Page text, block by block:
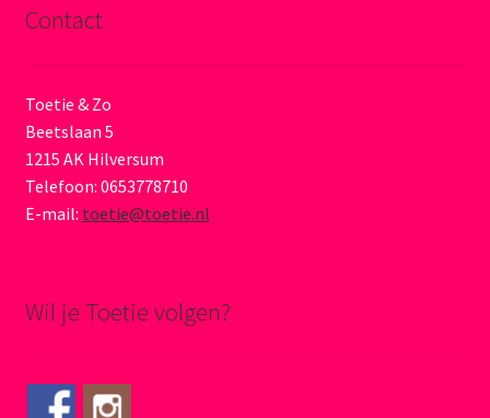
Contact
Toetie & Zo
Beetslaan 5
1215 AK Hilversum
Telefoon: 0653778710
E-mail: toetie@toetie.nl
Wil je Toetie volgen?